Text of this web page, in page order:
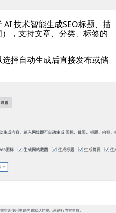
技术智能生成SEO标题、描
，支持文章、分类、标签的
择自动生成后直接发布或储